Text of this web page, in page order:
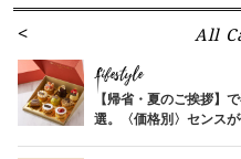
All
Lifestyle
【帰省・夏のご挨拶】
選。〈価格別〉センス